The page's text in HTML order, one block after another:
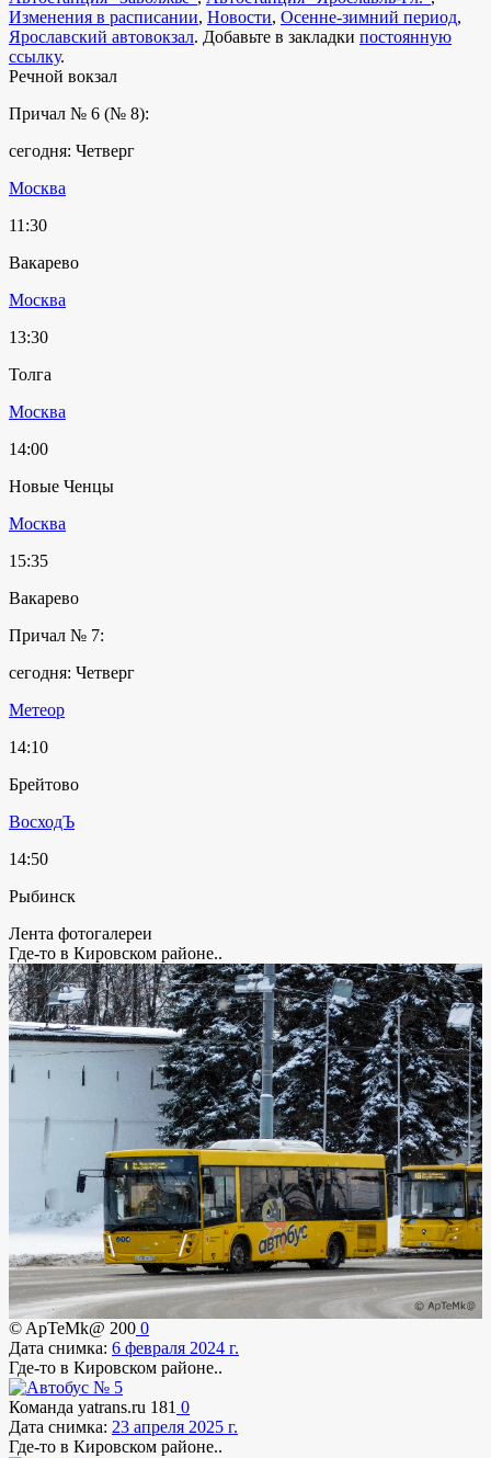
Изменения в расписании, Новости, Осенне-зимний период,
Ярославский автовокзал. Добавьте в закладки постоянную
ссылку.
Речной вокзал
Причал № 6 (№ 8):
сегодня: Четверг
Москва
11:30
Вакарево
Москва
13:30
Толга
Москва
14:00
Новые Ченцы
Москва
15:35
Вакарево
Причал № 7:
сегодня: Четверг
Метеор
14:10
Брейтово
ВосходЪ
14:50
Рыбинск
Лента фотогалереи
Где-то в Кировском районе..
© ApTeMk@ 200 0
Дата снимка: 6 февраля 2024 г.
Где-то в Кировском районе..
Команда yatrans.ru 181 0
Дата снимка: 23 апреля 2025 г.
Где-то в Кировском районе..